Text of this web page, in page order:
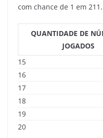
com chance de 1 em 211.
QUANTIDADE DE
JOGADOS
15
16
17
18
19
20